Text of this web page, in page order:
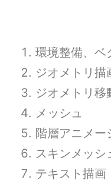
環境整備、ベ
ジオメトリ描
ジオメトリ移
メッシュ
階層アニメー
スキンメッシ
テキスト描画